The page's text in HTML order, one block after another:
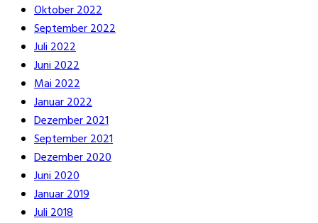
Oktober 2022
September 2022
Juli 2022
Juni 2022
Mai 2022
Januar 2022
Dezember 2021
September 2021
Dezember 2020
Juni 2020
Januar 2019
Juli 2018